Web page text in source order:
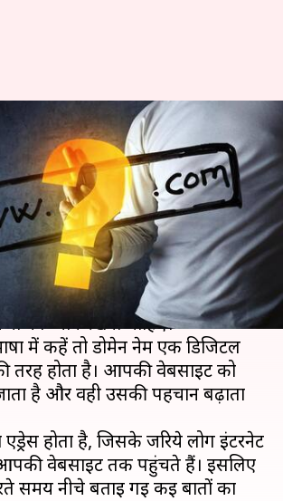
पहचान बढ़ाने के लिए
नेम, बिजनेस को होगा
05, 2020 07:30 am
के साथ-साथ उसके लिए डोमेन नेम चुनते
का ध्यान रखना चाहिए।
में कहें तो डोमेन नेम एक डिजिटल
तरह होता है। आपकी वेबसाइट को
है और वही उसकी पहचान बढ़ाता
होता है, जिसके जरिये लोग इंटरनेट
वेबसाइट तक पहुंचते हैं। इसलिए
समय नीचे बताई गई कई बातों का